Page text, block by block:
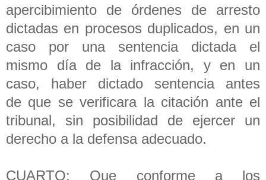
apercibimiento de órdenes de arresto
dictadas en procesos duplicados, en un
caso por una sentencia dictada el
mismo día de la infracción, y en un
caso, haber dictado sentencia antes
de que se verificara la citación ante el
tribunal, sin posibilidad de ejercer un
derecho a la defensa adecuado.
CUARTO: Que conforme a los